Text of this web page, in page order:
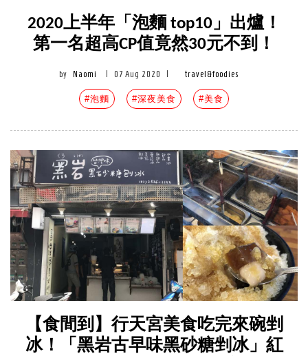
2020上半年「泡麵 top10」出爐！
第一名超高CP值竟然30元不到！
by Naomi 07 Aug 2020 travel&foodies
#泡麵 #深夜美食 #美食
【食間到】行天宮美食吃完來碗剉
冰！「黑岩古早味黑砂糖剉冰」紅